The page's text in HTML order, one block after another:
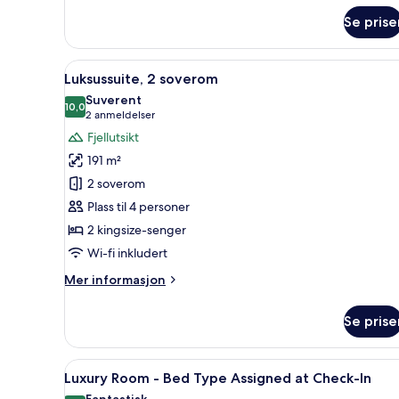
Se
Åpne
alle
bildene
av
Luksussuite,
2
soverom
Sengetøy i egyptisk bomull
5
Luksussuite, 2 soverom
10,010,0 av 10
Suverent
2 anmeldelser
(2
anmeldelser)
Fjellutsikt
191 m²
2 soverom
Plass til 4 personer
2 kingsize-senger
Wi-fi inkludert
Mer informasjon
Mer
2
soverom
Se
Åpne
alle
Sengetøy i egyptisk bomull
6
Luxury Room - Bed Type Assigned at Check-In